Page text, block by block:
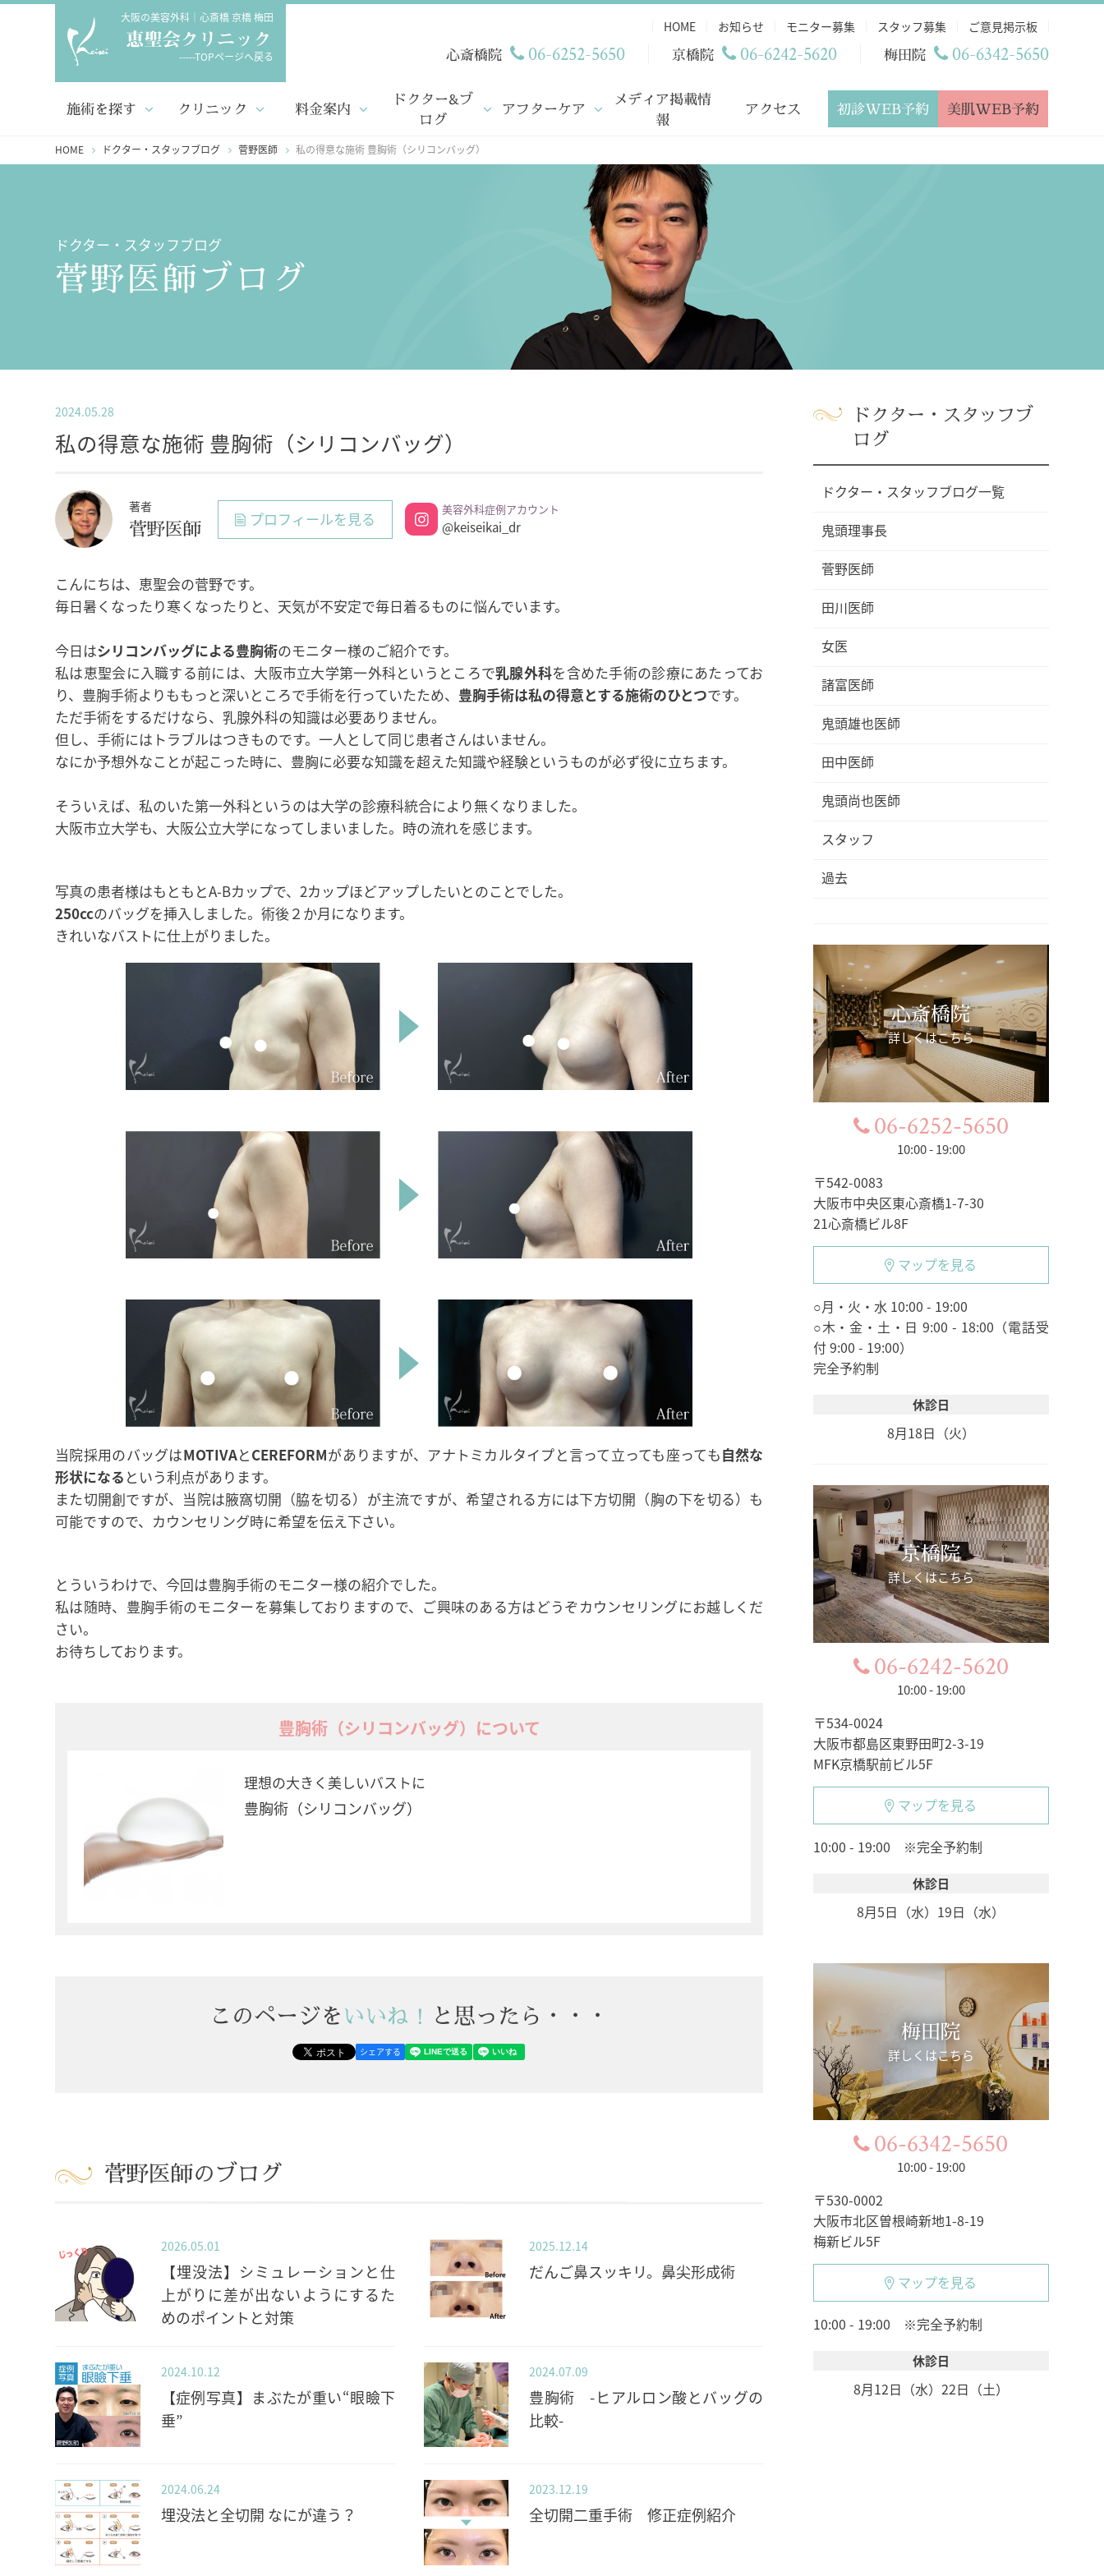
大阪の美容外科｜心斎橋 京橋 梅田
-----TOPページへ戻る
HOME お知らせ モニター募集 スタッフ募集 ご意見掲示板
梅田院 06-6342-5650
京橋院 06-6242-5620
心斎橋院 06-6252-5650
施術を探す クリニック 料金案内
ドクター&ブ
ログ
アフターケア
メディア掲載情
報
アクセス 初診WEB予約 美肌WEB予約
HOME ドクター・スタッフブログ 菅野医師 私の得意な施術 豊胸術（シリコンバッグ）
ドクター・スタッフブログ
菅野医師ブログ
2024.05.28
私の得意な施術 豊胸術（シリコンバッグ）
著者
菅野医師 プロフィールを見る 美容外科症例アカウント
@keiseikai_dr
こんにちは、恵聖会の菅野です。
毎日暑くなったり寒くなったりと、天気が不安定で毎日着るものに悩んでいます。
今日はシリコンバッグによる豊胸術のモニター様のご紹介です。
私は恵聖会に入職する前には、大阪市立大学第一外科というところで乳腺外科を含めた手術の診療にあたってお
り、豊胸手術よりももっと深いところで手術を行っていたため、 豊胸手術は私の得意とする施術のひとつです。
ただ手術をするだけなら、乳腺外科の知識は必要ありません。
但し、手術にはトラブルはつきものです。一人として同じ患者さんはいません。
なにか予想外なことが起こった時に、豊胸に必要な知識を超えた知識や経験というものが必ず役に立ちます。
そういえば、私のいた第一外科というのは大学の診療科統合により無くなりました。
大阪市立大学も、大阪公立大学になってしまいました。時の流れを感じます。
写真の患者様はもともとA-Bカップで、2カップほどアップしたいとのことでした。
250ccのバッグを挿入しました。術後２か月になります。
きれいなバストに仕上がりました。
当院採用のバッグはMOTIVAとCEREFORMがありますが、アナトミカルタイプと言って立っても座っても自然な
形状になる という利点があります。
また切開創ですが、当院は腋窩切開（脇を切る）が主流ですが、希望される方には下方切開（胸の下を切る）も
可能ですので、カウンセリング時に希望を伝え下さい。
とういうわけで、今回は豊胸手術のモニター様の紹介でした。
私は随時、豊胸手術のモニターを募集しておりますので、ご興味のある方はどうぞカウンセリングにお越しくだ
さい。
お待ちしております。
豊胸術（シリコンバッグ）について
理想の大きく美しいバストに
豊胸術（シリコンバッグ）
このページをいいね！ と思ったら・・・
シェアする
菅野医師のブログ
2026.05.01
【埋没法】シミュレーションと仕
上がりに差が出ないようにするた
めのポイントと対策
2025.12.14
だんご鼻スッキリ。鼻尖形成術
2024.10.12
【症例写真】まぶたが重い“眼瞼下
垂”
2024.07.09
豊胸術 -ヒアルロン酸とバッグの
比較-
2024.06.24
埋没法と全切開 なにが違う？
2023.12.19
全切開二重手術 修正症例紹介
ドクター・スタッフブ
ログ
ドクター・スタッフブログ一覧
鬼頭理事長
菅野医師
田川医師
女医
諸富医師
鬼頭雄也医師
田中医師
鬼頭尚也医師
スタッフ
過去
心斎橋院
詳しくはこちら
06-6252-5650
10:00 - 19:00
〒542-0083
大阪市中央区東心斎橋1-7-30
21心斎橋ビル8F
マップを見る
○月・火・水 10:00 - 19:00
○木・金・土・日 9:00 - 18:00（電話受
付 9:00 - 19:00）
完全予約制
休診日
8月18日（火）
京橋院
詳しくはこちら
06-6242-5620
10:00 - 19:00
〒534-0024
大阪市都島区東野田町2-3-19
MFK京橋駅前ビル5F
マップを見る
10:00 - 19:00 ※完全予約制
休診日
8月5日（水） 19日（水）
梅田院
詳しくはこちら
06-6342-5650
10:00 - 19:00
〒530-0002
大阪市北区曽根崎新地1-8-19
梅新ビル5F
マップを見る
10:00 - 19:00 ※完全予約制
休診日
8月12日（水） 22日（土）